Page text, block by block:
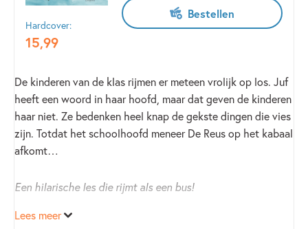
grappig.
Hardcover:
15,99
Bestellen
De kinderen van de klas rijmen er meteen vrolijk op los. Juf
heeft een woord in haar hoofd, maar dat geven de kinderen
haar niet. Ze bedenken heel knap de gekste dingen die vies
zijn. Totdat het schoolhoofd meneer De Reus op het kabaal
afkomt…
Een hilarische les die rijmt als een bus!
Geweldig geïllustreerd door Harmen van Straaten, grappig,
Lees meer